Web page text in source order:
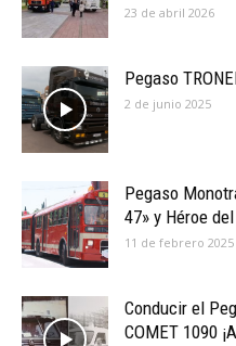
23 de abril 2026
Pegaso
2 de junio 2025
Pegaso
47» y Héroe
11 de febrero 2025
Conducir el
COMET 1090